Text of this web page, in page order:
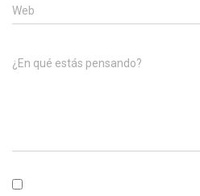
Web
¿En qué estás pensando?